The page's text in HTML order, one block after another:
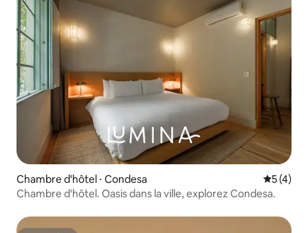
Chambre d'hôtel ⋅ Condesa
5 (4)
Chambre d'hôtel. Oasis dans la ville, explorez Condesa.